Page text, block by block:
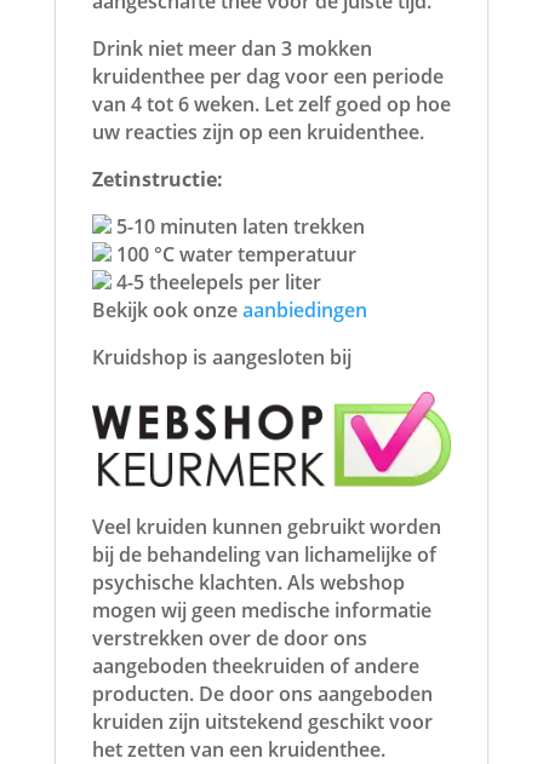
Drink niet meer dan 3 mokken
kruidenthee per dag voor een periode
van 4 tot 6 weken. Let zelf goed op hoe
uw reacties zijn op een kruidenthee.
Zetinstructie:
5-10 minuten laten trekken
100 °C water temperatuur
4-5 theelepels per liter
Bekijk ook onzeaanbiedingen
Kruidshop is aangesloten bij
Veel kruiden kunnen gebruikt worden
bij de behandeling van lichamelijke of
psychische klachten. Als webshop
mogen wij geen medische informatie
verstrekken over de door ons
aangeboden theekruiden of andere
producten. De door ons aangeboden
kruiden zijn uitstekend geschikt voor
het zetten van een kruidenthee.